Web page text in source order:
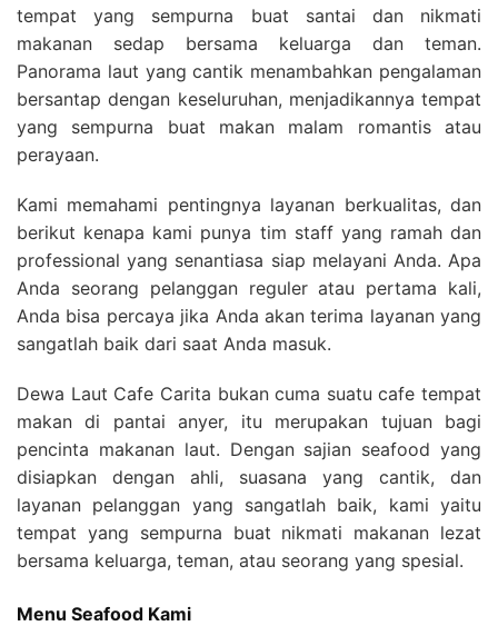
tempat yang sempurna buat santai dan nikmati
makanan sedap bersama keluarga dan teman.
Panorama laut yang cantik menambahkan pengalaman
bersantap dengan keseluruhan, menjadikannya tempat
yang sempurna buat makan malam romantis atau
perayaan.
Kami memahami pentingnya layanan berkualitas, dan
berikut kenapa kami punya tim staff yang ramah dan
professional yang senantiasa siap melayani Anda. Apa
Anda seorang pelanggan reguler atau pertama kali,
Anda bisa percaya jika Anda akan terima layanan yang
sangatlah baik dari saat Anda masuk.
Dewa Laut Cafe Carita bukan cuma suatu cafe tempat
makan di pantai anyer, itu merupakan tujuan bagi
pencinta makanan laut. Dengan sajian seafood yang
disiapkan dengan ahli, suasana yang cantik, dan
layanan pelanggan yang sangatlah baik, kami yaitu
tempat yang sempurna buat nikmati makanan lezat
bersama keluarga, teman, atau seorang yang spesial.
Menu Seafood Kami